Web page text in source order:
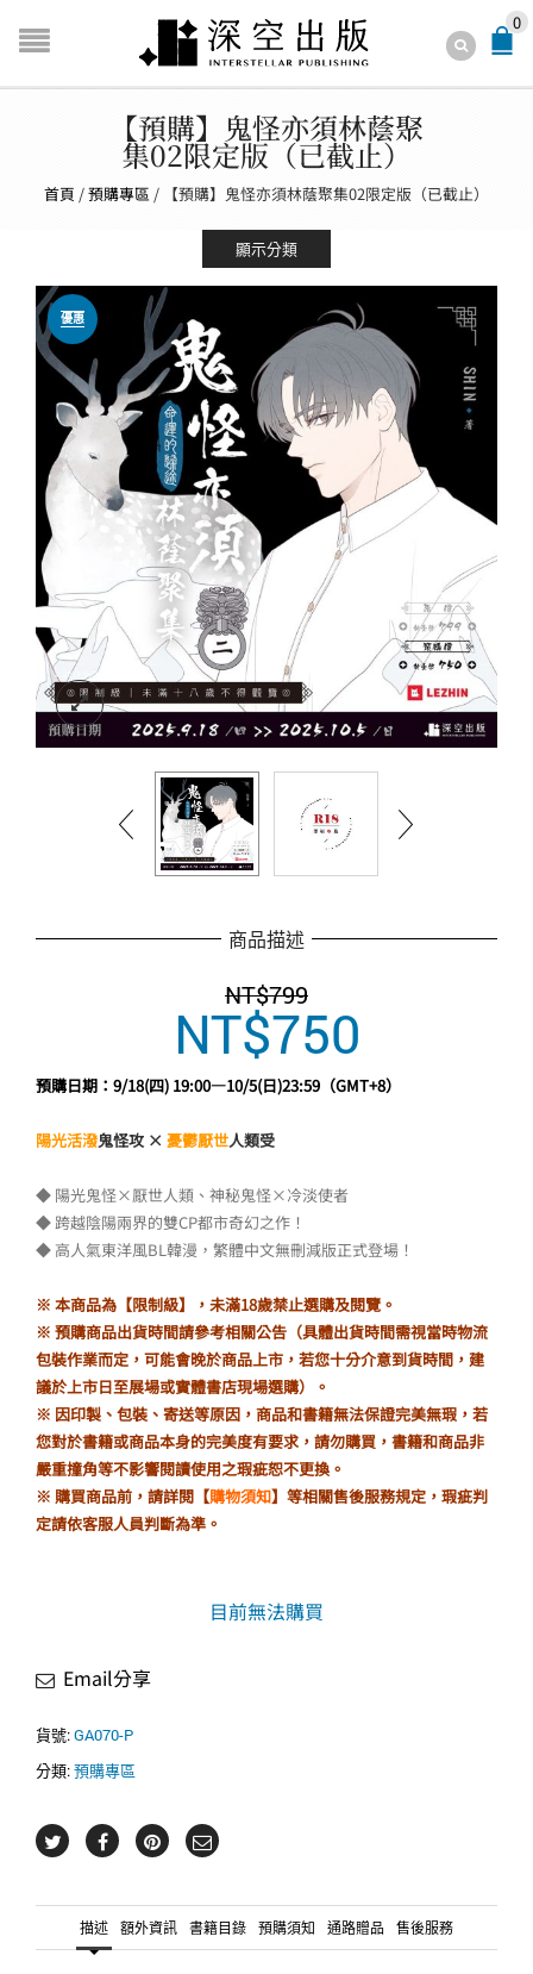
0
【預購】鬼怪亦須林蔭聚
集02限定版（已截止）
首頁 /預購專區 / 【預購】鬼怪亦須林蔭聚集02限定版（已截止）
優惠
商品描述
NT$799
原
始
價
格：
NT$750
價
預購日期：9/18(四) 19:00—10/5(日)23:59（GMT+8）
陽光活潑鬼怪攻 × 憂鬱厭世人類受
◆ 陽光鬼怪×厭世人類、神秘鬼怪×冷淡使者
◆ 跨越陰陽兩界的雙CP都市奇幻之作！
◆ 高人氣東洋風BL韓漫，繁體中文無刪減版正式登場！
※ 本商品為【限制級】，未滿18歲禁止選購及閱覽。
※ 預購商品出貨時間請參考相關公告（具體出貨時間需視當時物流
包裝作業而定，可能會晚於商品上市，若您十分介意到貨時間，建
議於上市日至展場或實體書店現場選購）。
※ 因印製、包裝、寄送等原因，商品和書籍無法保證完美無瑕，若
您對於書籍或商品本身的完美度有要求，請勿購買，書籍和商品非
嚴重撞角等不影響閱讀使用之瑕疵恕不更換。
※ 購買商品前，請詳閱【購物須知】等相關售後服務規定，瑕疵判
定請依客服人員判斷為準。
目前無法購買
Email分享
貨號:GA070-P
分類:預購專區
描述 額外資訊 書籍目錄 預購須知 通路贈品 售後服務
顯示分類